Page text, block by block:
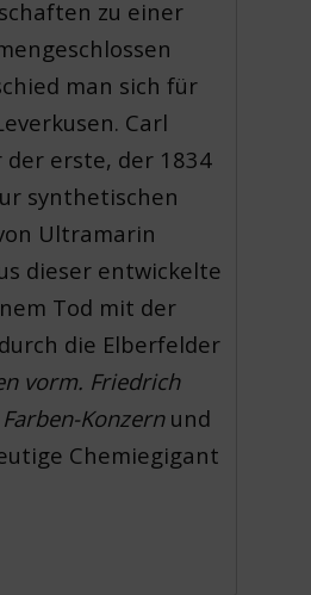
zu einer
man sich für
Carl
der erste, der 1834
synthetischen
Ultramarin
dieser entwickelte
Tod mit der
die Elberfelder
vorm. Friedrich
Farben-Konzernund
Chemiegigant